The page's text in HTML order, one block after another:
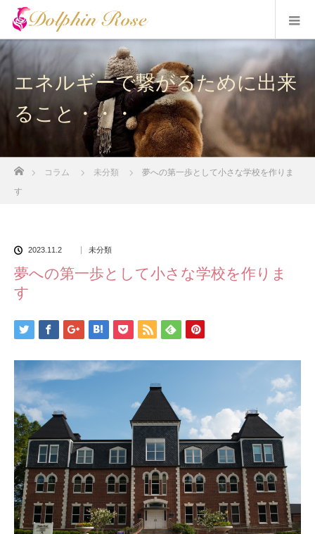
エネルギーで繋がるために出来
ること・・・
コラム 未分類
夢への第一歩として小さな学校を作りま
す
2023.11.2 未分類
夢への第一歩として小さな学校を作りま
す